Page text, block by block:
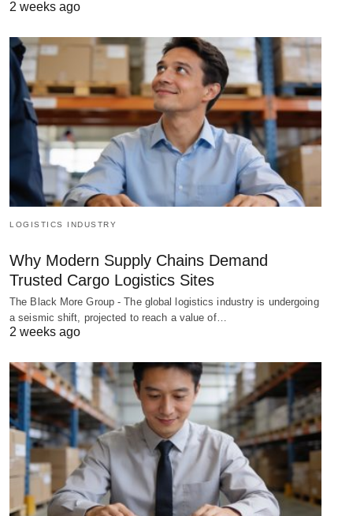
2 weeks ago
LOGISTICS INDUSTRY
Why Modern Supply Chains Demand
Trusted Cargo Logistics Sites
The Black More Group - The global logistics industry is undergoing
a seismic shift, projected to reach a value of…
2 weeks ago